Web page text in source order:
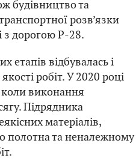
будівництво та
розв’язки
з дорогою Р-28.
етапів відбувалась і
робіт. У 2020 році
коли виконання
Підрядника
матеріалів,
полотна та неналежному